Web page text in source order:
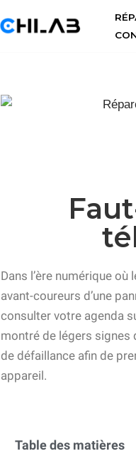
Dans l’ère numérique
avant-coureurs d’une
consulter votre agenda
montré de légers signes
de défaillance afin de
appareil.
Table des matières